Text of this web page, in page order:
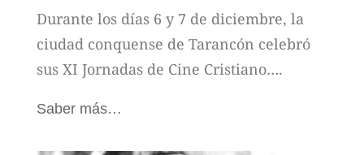
Durante los días 6 y 7 de diciembre, la
ciudad conquense de Tarancón celebró
sus XI Jornadas de Cine Cristiano….
Saber más…